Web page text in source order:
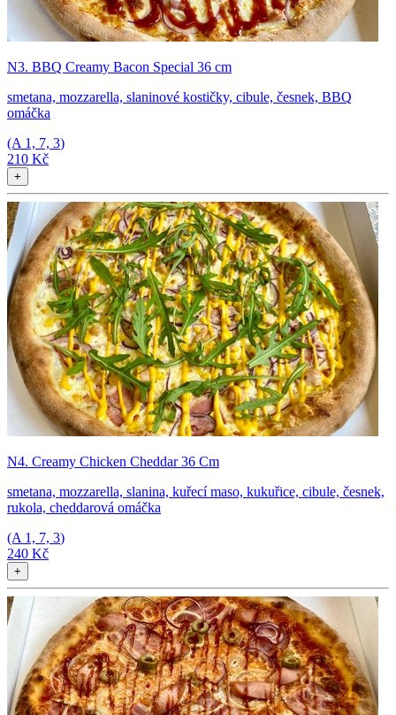
N3. BBQ Creamy Bacon Special 36 cm
smetana, mozzarella, slaninové kostičky, cibule, česnek, BBQ
omáčka
(A 1, 7, 3)
210 Kč
+
N4. Creamy Chicken Cheddar 36 Cm
smetana, mozzarella, slanina, kuřecí maso, kukuřice, cibule, česnek,
rukola, cheddarová omáčka
(A 1, 7, 3)
240 Kč
+